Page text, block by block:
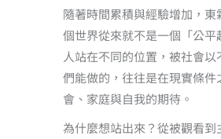
隨著時間累積與經驗增加，
個世界從來就不是一個「公平
人站在不同的位置，被社會
們能做的，往往是在現實條件
會、家庭與自我的期待。
為什麼想站出來？從被觀看到